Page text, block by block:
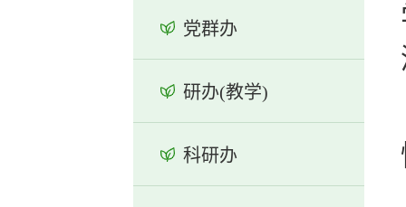
党群办
研办(教学)
科研办